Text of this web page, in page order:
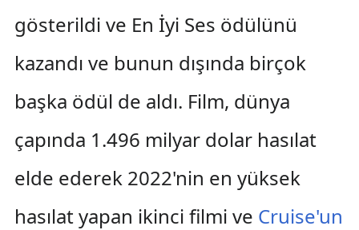
gösterildi ve En İyi Ses ödülünü
kazandı ve bunun dışında birçok
başka ödül de aldı. Film, dünya
çapında 1.496 milyar dolar hasılat
elde ederek 2022'nin en yüksek
hasılat yapan ikinci filmi ve Cruise'un